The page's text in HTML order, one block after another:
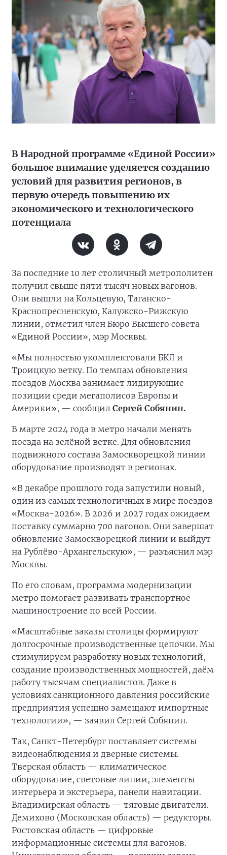
В Народной программе «Единой России»
большое внимание уделяется созданию
условий для развития регионов, в
первую очередь повышению их
экономического и технологического
потенциала
За последние 10 лет столичный метрополитен
получил свыше пяти тысяч новых вагонов.
Они вышли на Кольцевую, Таганско-
Краснопресненскую, Калужско-Рижскую
линии, отметил член Бюро Высшего совета
«Единой России», мэр Москвы.
«Мы полностью укомплектовали БКЛ и
Троицкую ветку. По темпам обновления
поездов Москва занимает лидирующие
позиции среди мегаполисов Европы и
Америки», — сообщил Сергей Собянин.
В марте 2024 года в метро начали менять
поезда на зелёной ветке. Для обновления
подвижного состава Замоскворецкой линии
оборудование производят в регионах.
«В декабре прошлого года запустили новый,
один из самых технологичных в мире поездов
«Москва-2026». В 2026 и 2027 годах ожидаем
поставку суммарно 700 вагонов. Они завершат
обновление Замоскворецкой линии и выйдут
на Рублёво-Архангельскую», — разъяснил мэр
Москвы.
По его словам, программа модернизации
метро помогает развивать транспортное
машиностроение по всей России.
«Масштабные заказы столицы формируют
долгосрочные производственные цепочки. Мы
стимулируем разработку новых технологий,
создание производственных мощностей, даём
работу тысячам специалистов. Даже в
условиях санкционного давления российские
предприятия успешно замещают импортные
технологии», — заявил Сергей Собянин.
Так, Санкт-Петербург поставляет системы
видеонаблюдения и дверные системы.
Тверская область — климатическое
оборудование, световые линии, элементы
интерьера и экстерьера, панели навигации.
Владимирская область — тяговые двигатели.
Демихово (Московская область) — редукторы.
Ростовская область — цифровые
информационные системы для вагонов.